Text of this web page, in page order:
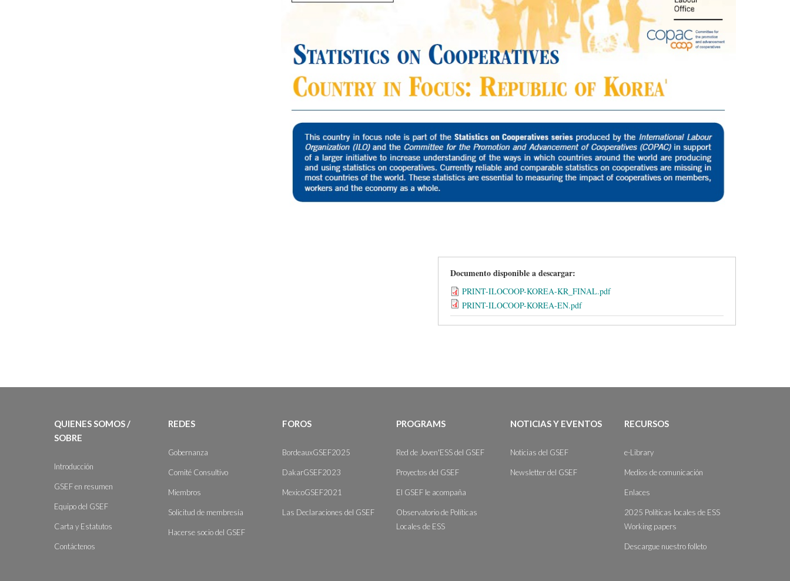
Documento disponible a descargar:
PRINT-ILOCOOP-KOREA-KR_FINAL.pdf
PRINT-ILOCOOP-KOREA-EN.pdf
QUIENES SOMOS /
SOBRE
Introducción
GSEF en resumen
Equipo del GSEF
Carta y Estatutos
Contáctenos
REDES
Gobernanza
Comité Consultivo
Miembros
Solicitud de membresía
Hacerse socio del GSEF
FOROS
BordeauxGSEF2025
DakarGSEF2023
MexicoGSEF2021
Las Declaraciones del GSEF
PROGRAMS
Red de Joven'ESS del GSEF
Proyectos del GSEF
El GSEF le acompaña
Observatorio de Políticas
Locales de ESS
NOTICIAS Y EVENTOS
Noticias del GSEF
Newsletter del GSEF
RECURSOS
e-Library
Medios de comunicación
Enlaces
2025 Políticas locales de ESS
Working papers
Descargue nuestro folleto